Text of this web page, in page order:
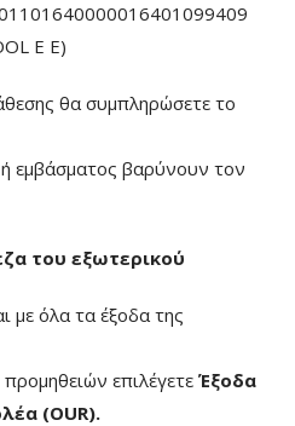
E E)
θα συμπληρώσετε το
εμβάσματος βαρύνουν τον
του εξωτερικού
με όλα τα έξοδα της
επιλέγετε Έξοδα
(ΟUR).